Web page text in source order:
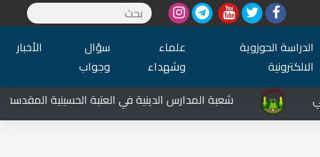
الدراسة الحوزوية
الالكترونية
علماء
وشهداء
سؤال
وجواب
الأخبار
شعبة المدارس الدينية في العتبة الحسينية المقدسة